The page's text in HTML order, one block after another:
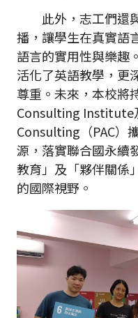
此外，志工們還
播，讓學生在真實語
語言的實用性與樂趣
活化了英語教學，更
尊重。未來，本校將
Consulting Institute
Consulting（PAC）
源，落實聯合國永續
教育」及「夥伴關係
的國際視野。